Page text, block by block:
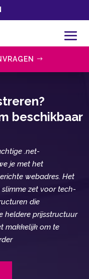
beschikbaar
.​net-
je met het
webadres.​ Het
zet voor tech-
die
heldere prijsstructuur
makkelijk om te